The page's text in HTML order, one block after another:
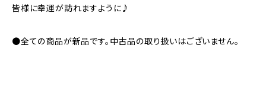
皆様に幸運が訪れますように♪
●全ての商品が新品です。中古品の取り扱いはございません。